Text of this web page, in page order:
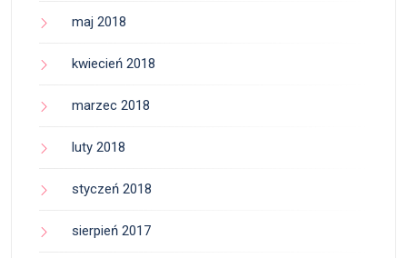
maj 2018
kwiecień 2018
marzec 2018
luty 2018
styczeń 2018
sierpień 2017